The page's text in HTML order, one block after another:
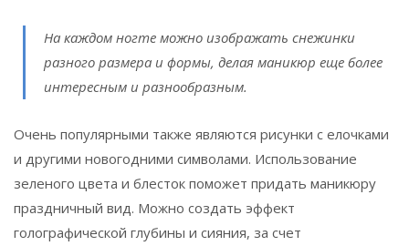
На каждом ногте можно изображать снежинки
разного размера и формы, делая маникюр еще более
интересным и разнообразным.
Очень популярными также являются рисунки с елочками
и другими новогодними символами. Использование
зеленого цвета и блесток поможет придать маникюру
праздничный вид. Можно создать эффект
голографической глубины и сияния, за счет